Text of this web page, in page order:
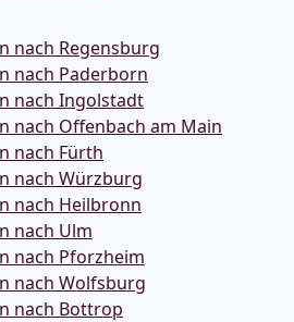
nach Regensburg
nach Paderborn
nach Ingolstadt
nach Offenbach am Main
nach Fürth
nach Würzburg
nach Heilbronn
nach Ulm
nach Pforzheim
nach Wolfsburg
nach Bottrop